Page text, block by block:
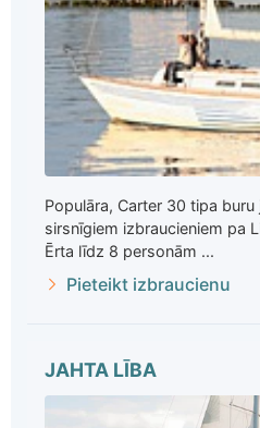
Populāra, Carter 30 tipa
sirsnīgiem izbraucieniem pa
Ērta līdz 8 personām ...
Pieteikt izbraucienu
JAHTA LĪBA